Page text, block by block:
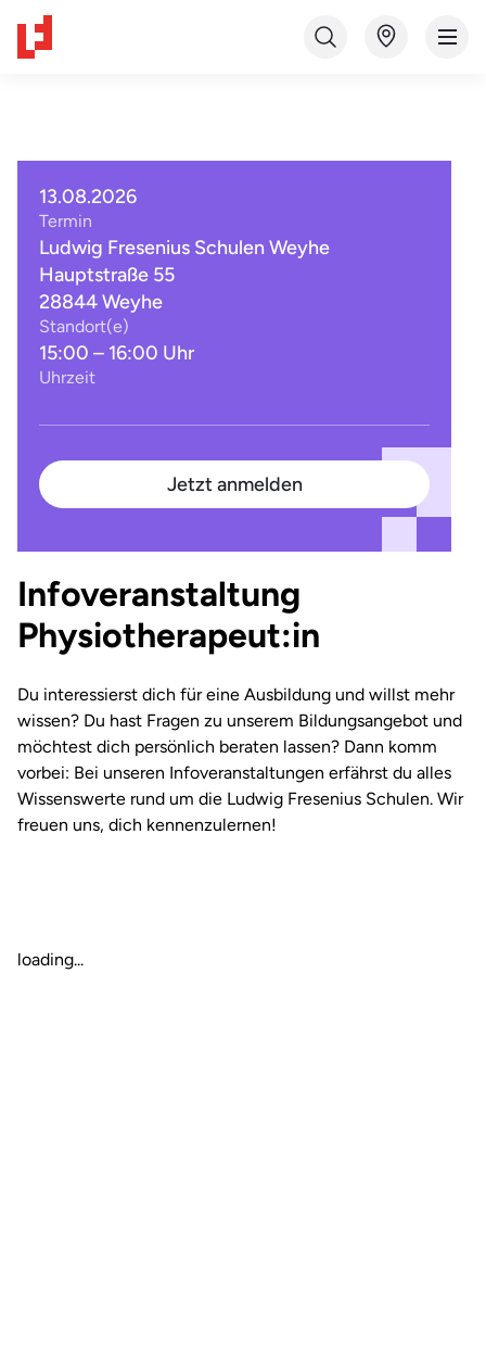
Infoveranstaltung
Physiotherapeut:in
Du interessierst dich für eine Ausbildung und willst mehr
wissen? Du hast Fragen zu unserem Bildungsangebot und
möchtest dich persönlich beraten lassen? Dann komm
vorbei: Bei unseren Infoveranstaltungen erfährst du alles
Wissenswerte rund um die Ludwig Fresenius Schulen. Wir
freuen uns, dich kennenzulernen!
13.08.2026
Termin
Ludwig Fresenius Schulen Weyhe
Hauptstraße 55
28844 Weyhe
Standort(e)
15:00 – 16:00 Uhr
Uhrzeit
Jetzt anmelden
loading...